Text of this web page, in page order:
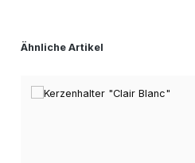
Produktgalerie überspringen
Ähnliche Artikel